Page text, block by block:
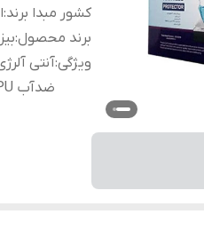
کشور مبدا برند:
برند محصول:بیز
ویژگی:آنتی
ضدآب TPU تنفس یک طرفه